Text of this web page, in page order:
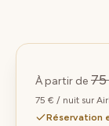
À partir de
75 € / nuit sur
Réservation